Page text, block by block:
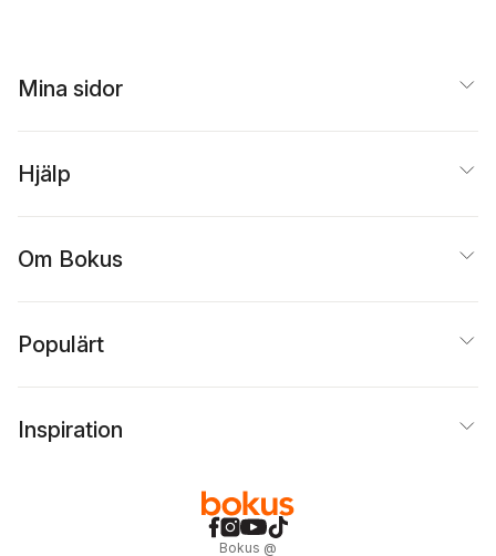
Mina sidor
Hjälp
Om Bokus
Populärt
Inspiration
Bokus @